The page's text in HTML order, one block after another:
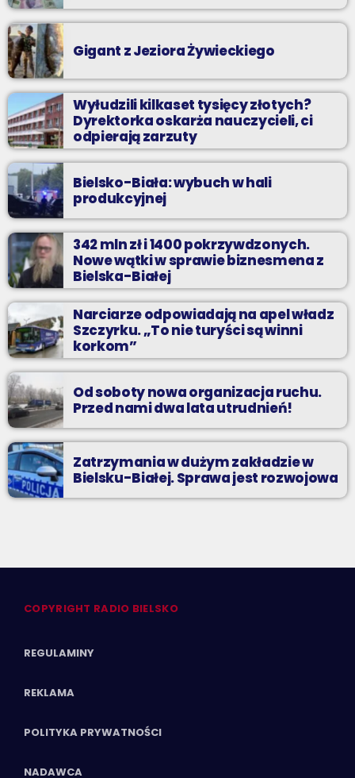
Gigant z Jeziora Żywieckiego
Wyłudzili kilkaset tysięcy złotych?
Dyrektorka oskarża nauczycieli, ci
odpierają zarzuty
Bielsko-Biała: wybuch w hali
produkcyjnej
342 mln zł i 1400 pokrzywdzonych.
Nowe wątki w sprawie biznesmena z
Bielska-Białej
Narciarze odpowiadają na apel władz
Szczyrku. „To nie turyści są winni
korkom”
Od soboty nowa organizacja ruchu.
Przed nami dwa lata utrudnień!
Zatrzymania w dużym zakładzie w
Bielsku-Białej. Sprawa jest rozwojowa
COPYRIGHT RADIO BIELSKO
REGULAMINY
REKLAMA
POLITYKA PRYWATNOŚCI
NADAWCA